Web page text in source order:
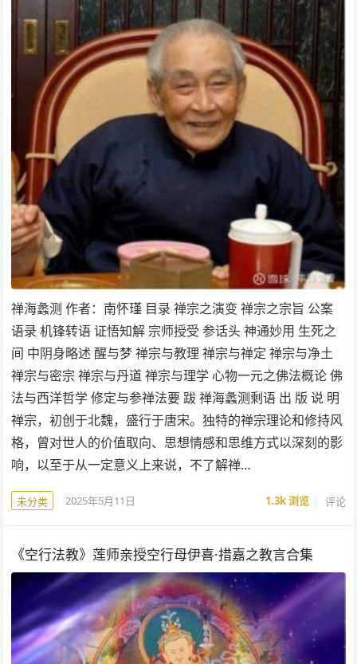
禅海蠡测 作者：南怀瑾 目录 禅宗之演变 禅宗之宗旨 公案
语录 机锋转语 证悟知解 宗师授受 参话头 神通妙用 生死之
间 中阴身略述 醒与梦 禅宗与教理 禅宗与禅定 禅宗与净土
禅宗与密宗 禅宗与丹道 禅宗与理学 心物一元之佛法概论 佛
法与西洋哲学 修定与参禅法要 跋 禅海蠡测剩语 出 版 说 明
禅宗，初创于北魏，盛行于唐宋。独特的禅宗理论和修持风
格，曾对世人的价值取向、思想情感和思维方式以深刻的影
响，以至于从一定意义上来说，不了解禅…
未分类 2025年5月11日 1.3k浏览 评论
《空行法教》莲师亲授空行母伊喜·措嘉之教言合集